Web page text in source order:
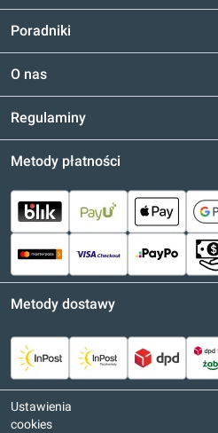
Poradniki
O nas
Regulaminy
Metody płatności
Metody dostawy
Ustawienia
cookies